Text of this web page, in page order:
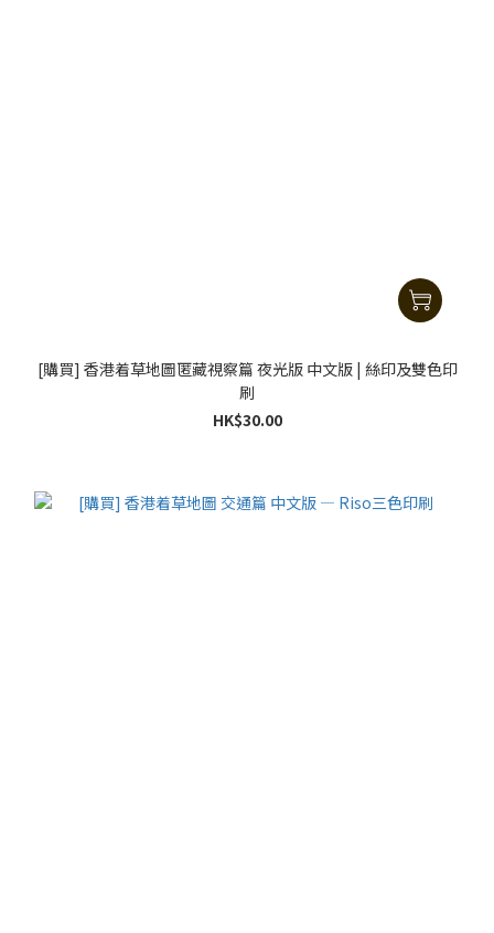
[購買] 香港着草地圖匿藏視察篇 夜光版 中文版 | 絲印及雙色印
刷
HK$30.00